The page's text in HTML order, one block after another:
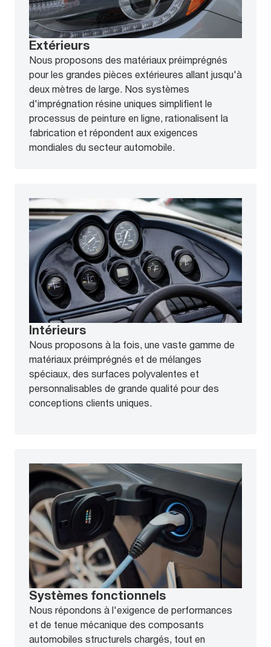
Extérieurs
Nous proposons des matériaux préimprégnés
pour les grandes pièces extérieures allant jusqu'à
deux mètres de large. Nos systèmes
d'imprégnation résine uniques simplifient le
processus de peinture en ligne, rationalisent la
fabrication et répondent aux exigences
mondiales du secteur automobile.
Intérieurs
Nous proposons à la fois, une vaste gamme de
matériaux préimprégnés et de mélanges
spéciaux, des surfaces polyvalentes et
personnalisables de grande qualité pour des
conceptions clients uniques.
Systèmes fonctionnels
Nous répondons à l'exigence de performances
et de tenue mécanique des composants
automobiles structurels chargés, tout en